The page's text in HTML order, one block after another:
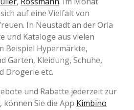
auf eine Vielfalt von
In Neustadt an der Orla
und Kataloge aus vielen
Beispiel Hypermärkte,
Garten, Kleidung, Schuhe,
Drogerie etc.
und Rabatte jederzeit zur
können Sie die App Kimbino